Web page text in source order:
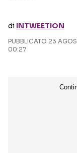
di INTWEETION
PUBBLICATO 23
00:27